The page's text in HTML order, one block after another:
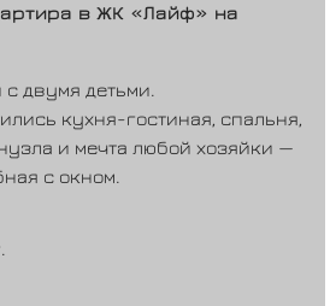
в ЖК «Лайф» на
двумя детьми.
кухня-гостиная, спальня,
и мечта любой хозяйки —
с окном.